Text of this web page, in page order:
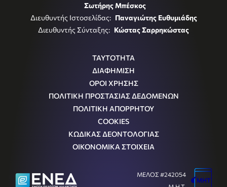
Σωτήρης Μπέσκος
Διευθυντής Ιστοσελίδας: Παναγιώτης Ευθυμιάδης
Διευθυντής Σύνταξης: Κώστας Σαρρηκώστας
ΤΑΥΤΟΤΗΤΑ
ΔΙΑΦΗΜΙΣΗ
ΟΡΟΙ ΧΡΗΣΗΣ
ΠΟΛΙΤΙΚΗ ΠΡΟΣΤΑΣΙΑΣ ΔΕΔΟΜΕΝΩΝ
ΠΟΛΙΤΙΚΗ ΑΠΟΡΡΗΤΟΥ
COOKIES
ΚΩΔΙΚΑΣ ΔΕΟΝΤΟΛΟΓΙΑΣ
ΟΙΚΟΝΟΜΙΚΑ ΣΤΟΙΧΕΙΑ
ΜΕΛΟΣ #242054